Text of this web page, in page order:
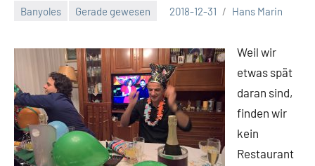
Banyoles Gerade gewesen 2018-12-31 Hans Marin
Weil wir
etwas spät
daran sind,
finden wir
kein
Restaurant